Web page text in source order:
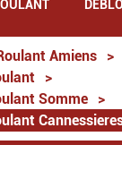
Amiens
>
>
Somme
>